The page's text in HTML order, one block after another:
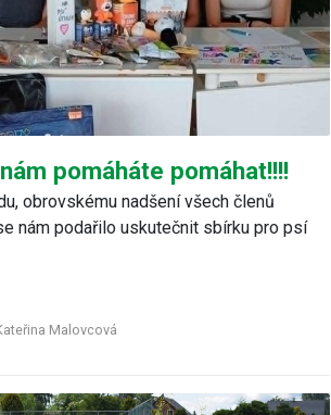
pomáháte pomáhat!!!!
obrovskému nadšení všech členů
nám podařilo uskutečnit sbírku pro psí
Malovcová